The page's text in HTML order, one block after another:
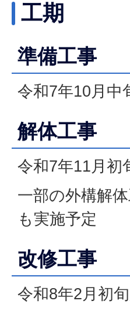
工期
準備工事
令和7年10月中
解体工事
令和7年11月初
一部の外構解
も実施予定
改修工事
令和8年2月初